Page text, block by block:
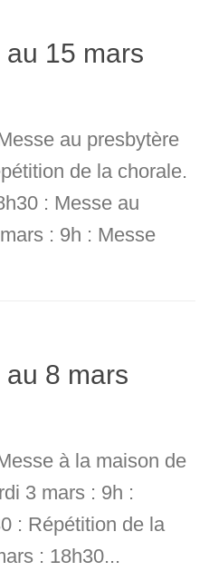
15 mars
au presbytère
de la chorale.
: Messe au
: 9h : Messe
8 mars
à la maison de
3 mars : 9h :
: Répétition de la
: 18h30...